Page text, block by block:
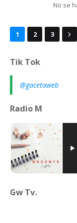
No se
1 2 3
Tik Tok
@gacetaweb
Radio M
Gw Tv.